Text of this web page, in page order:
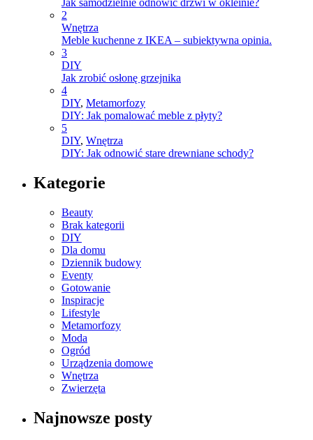
Jak samodzielnie odnowić drzwi w okleinie?
2
Wnętrza
Meble kuchenne z IKEA – subiektywna opinia.
3
DIY
Jak zrobić osłonę grzejnika
4
DIY, Metamorfozy
DIY: Jak pomalować meble z płyty?
5
DIY, Wnętrza
DIY: Jak odnowić stare drewniane schody?
Kategorie
Beauty
Brak kategorii
DIY
Dla domu
Dziennik budowy
Eventy
Gotowanie
Inspiracje
Lifestyle
Metamorfozy
Moda
Ogród
Urządzenia domowe
Wnętrza
Zwierzęta
Najnowsze posty